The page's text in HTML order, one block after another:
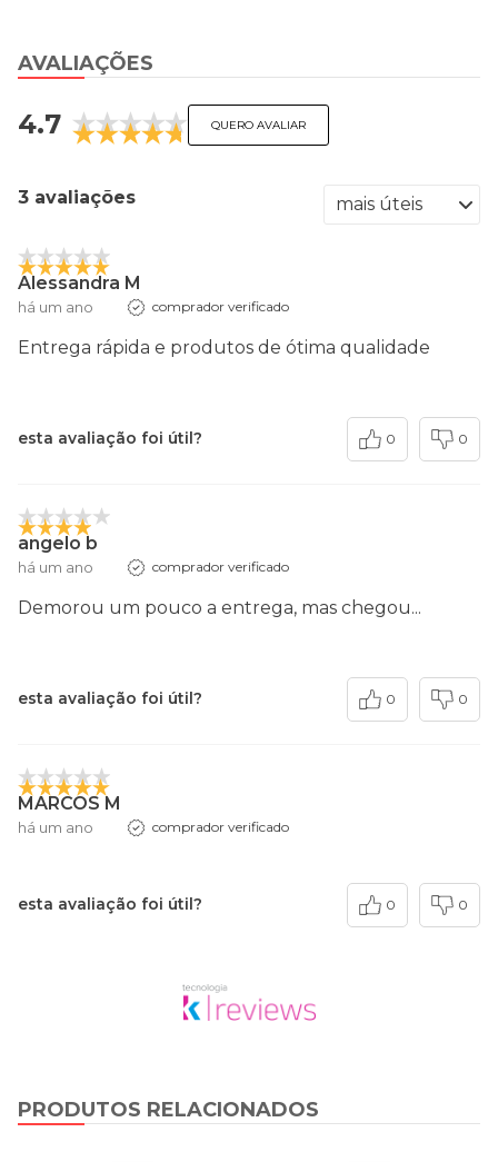
AVALIAÇÕES
4.7 QUERO AVALIAR
3 avaliações
Alessandra M
há um ano comprador verificado
Entrega rápida e produtos de ótima qualidade
esta avaliação foi útil? 0 0
angelo b
há um ano comprador verificado
Demorou um pouco a entrega, mas chegou...
esta avaliação foi útil? 0 0
MARCOS M
há um ano comprador verificado
esta avaliação foi útil? 0 0
PRODUTOS RELACIONADOS